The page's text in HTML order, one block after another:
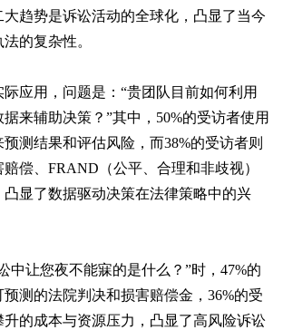
趋势是诉讼活动的全球化，凸显了当今
的复杂性。
应用，问题是：“贵团队目前如何利用
来辅助决策？”其中，50%的受访者使用
测结果和评估风险，而38%的受访者则
赔偿、FRAND （公平、合理和非歧视）
凸显了数据驱动决策在法律策略中的兴
中让您夜不能寐的是什么？”时，47%的
测的法院判决和损害赔偿金，36%的受
的成本与资源压力，凸显了高风险诉讼